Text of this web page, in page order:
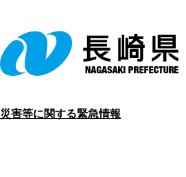
災害等に関する緊急情報